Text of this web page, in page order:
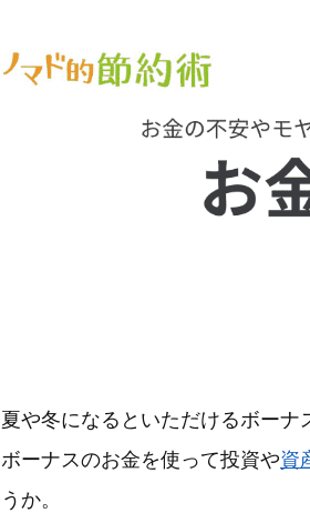
夏や冬になるといただけるボーナ
ボーナスのお金を使って投資や資
うか。